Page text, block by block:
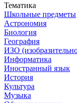
Тематика
Школьные предметы
Астрономия
Биология
География
ИЗО
Информатика
Иностранный язык
История
Культура
Музыка